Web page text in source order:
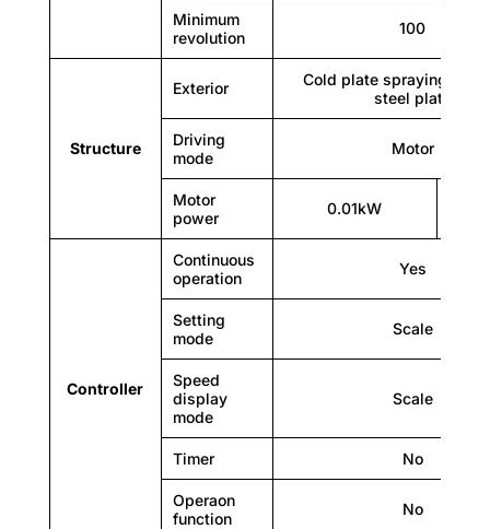
NW/GW (kg)
5/6
5/6
Minimum
revolution
100
Structure
Exterior
Cold plate spraying,
steel plate
Driving
mode
Motor
Motor
power
0.01kW
Controller
Continuous
operation
Yes
Setting
mode
Scale
Speed
display
mode
Scale
Timer No
Operaon
function
No